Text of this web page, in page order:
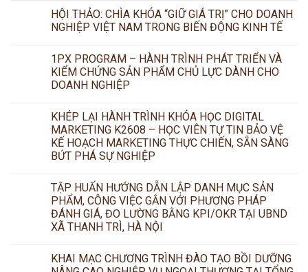
HỘI THẢO: CHÌA KHÓA “GIỮ GIÁ TRỊ” CHO DOANH
NGHIỆP VIỆT NAM TRONG BIẾN ĐỘNG KINH TẾ
1PX PROGRAM – HÀNH TRÌNH PHÁT TRIỂN VÀ
KIỂM CHỨNG SẢN PHẨM CHỦ LỰC DÀNH CHO
DOANH NGHIỆP
KHÉP LẠI HÀNH TRÌNH KHÓA HỌC DIGITAL
MARKETING K2608 – HỌC VIÊN TỰ TIN BẢO VỆ
KẾ HOẠCH MARKETING THỰC CHIẾN, SẴN SÀNG
BỨT PHÁ SỰ NGHIỆP
TẬP HUẤN HƯỚNG DẪN LẬP DANH MỤC SẢN
PHẨM, CÔNG VIỆC GẮN VỚI PHƯƠNG PHÁP
ĐÁNH GIÁ, ĐO LƯỜNG BẰNG KPI/OKR TẠI UBND
XÃ THANH TRÌ, HÀ NỘI
KHAI MẠC CHƯƠNG TRÌNH ĐÀO TẠO BỒI DƯỠNG